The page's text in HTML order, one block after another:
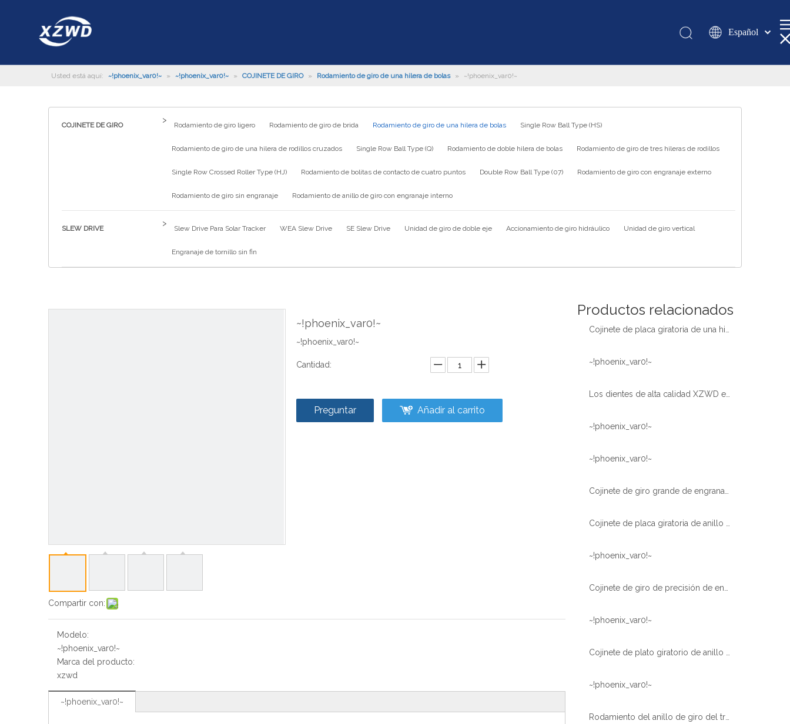
Español
românesc
Usted está aquí: ~!phoenix_var0!~ » ~!phoenix_var0!~ » COJINETE DE GIRO » Rodamiento de giro de una hilera de bolas » ~!phoenix_var0!~
COJINETE DE GIRO
>
Rodamiento de giro ligero Rodamiento de giro de brida Rodamiento de giro de una hilera de bolas Single Row Ball Type (HS)
Rodamiento de giro de una hilera de rodillos cruzados Single Row Ball Type (Q) Rodamiento de doble hilera de bolas Rodamiento de giro de tres hileras de rodillos
Single Row Crossed Roller Type (HJ) Rodamiento de bolitas de contacto de cuatro puntos Double Row Ball Type (07) Rodamiento de giro con engranaje externo
Rodamiento de giro sin engranaje Rodamiento de anillo de giro con engranaje interno
SLEW DRIVE
>
Slew Drive Para Solar Tracker WEA Slew Drive SE Slew Drive Unidad de giro de doble eje Accionamiento de giro hidráulico Unidad de giro vertical
Engranaje de tornillo sin fin
Compartir con:
~!phoenix_var0!~
~!phoenix_var0!~
Cantidad:
Preguntar Añadir al carrito
Modelo:
~!phoenix_var0!~
Marca del producto:
xzwd
~!phoenix_var0!~
Productos relacionados
~!phoenix_var0!~
~!phoenix_var0!~
~!phoenix_var0!~
~!phoenix_var0!~
~!phoenix_var0!~
~!phoenix_var0!~